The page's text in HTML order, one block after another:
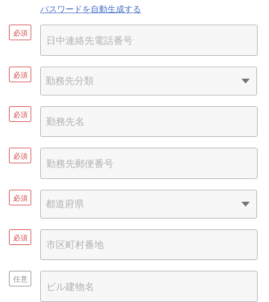
パスワードを自動生成する
必須
必須
必須
必須
必須
必須
任意